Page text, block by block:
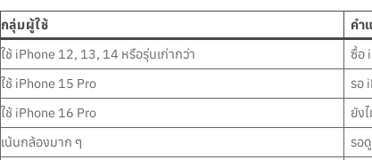
กลุ่มผู้ใช้
คำ
ใช้ iPhone 12, 13, 14 หรือรุ่นเก่ากว่า
ซื้อ
ใช้ iPhone 15 Pro
รอ
ใช้ iPhone 16 Pro
ยัง
เน้นกล้องมาก ๆ
รอ